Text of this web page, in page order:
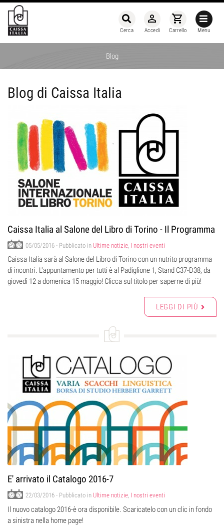
Menu
shopping_cart
Carrello
person_outline
Accedi
Cerca
Blog
Blog di Caissa Italia
Caissa Italia al Salone del Libro di Torino - Il Programma
05/05/2016 - Pubblicato in Ultime notizie I nostri eventi
Caissa Italia sarà al Salone del Libro di Torino con un nutrito programma
di incontri. L'appuntamento per tutti è al Padiglione 1, Stand C37-D38, da
giovedì 12 a domenica 15 maggio! Clicca sul titolo per saperne di più!
LEGGI DI PIÙ
E' arrivato il Catalogo 2016-7
22/03/2016 - Pubblicato in Ultime notizie, I nostri eventi
Il nuovo catalogo 2016-è ora disponibile. Scaricatelo con un clic in fondo
a sinistra nella home page!